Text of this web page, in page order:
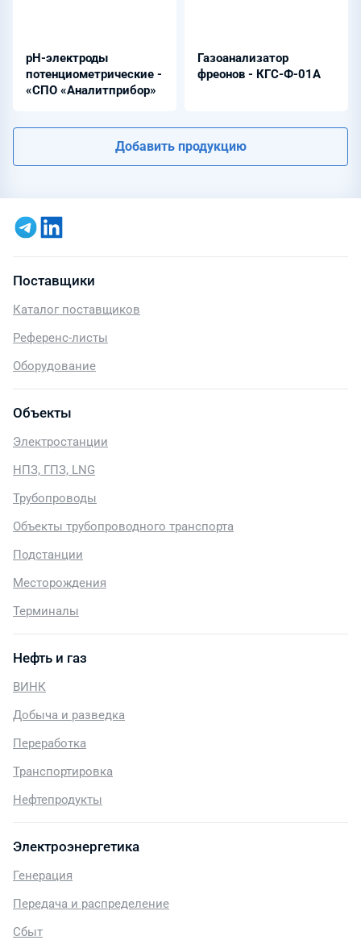
pН-электроды
потенциометрические -
«СПО «Аналитприбор»
Газоанализатор
фреонов - КГС-Ф-01А
Добавить продукцию
Поставщики
Каталог поставщиков
Референс-листы
Оборудование
Объекты
Электростанции
НПЗ, ГПЗ, LNG
Трубопроводы
Объекты трубопроводного транспорта
Подстанции
Месторождения
Терминалы
Нефть и газ
ВИНК
Добыча и разведка
Переработка
Транспортировка
Нефтепродукты
Электроэнергетика
Генерация
Передача и распределение
Сбыт